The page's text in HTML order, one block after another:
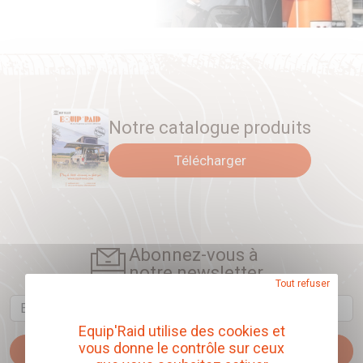
Notre catalogue produits
Télécharger
Abonnez-vous à
notre newsletter
Email
Je m'abonne
Equip'Raid utilise des cookies et
vous donne le contrôle sur ceux
Tout refuser